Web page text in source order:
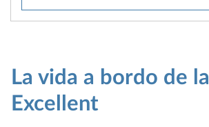
La vida a bordo de la
Excellent